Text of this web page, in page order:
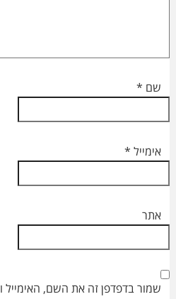
שם *
אימייל *
אתר
שמור בדפדפן זה את השם,